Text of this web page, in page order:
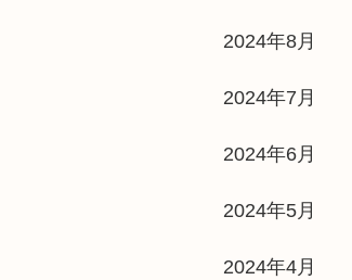
2024年8月
2024年7月
2024年6月
2024年5月
2024年4月